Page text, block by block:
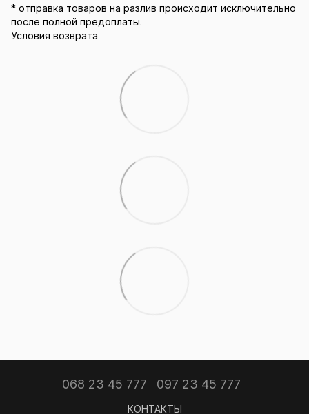
* отправка товаров на разлив происходит исключительно
после полной предоплаты.
Условия возврата
068 23 45 777 097 23 45 777
КОНТАКТЫ